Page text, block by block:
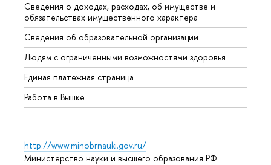
Сведения о доходах, расходах, об имуществе и
обязательствах имущественного характера
Сведения об образовательной организации
Людям с ограниченными возможностями здоровья
Единая платежная страница
Работа в Вышке
http://www.minobrnauki.gov.ru/
Министерство науки и высшего образования РФ